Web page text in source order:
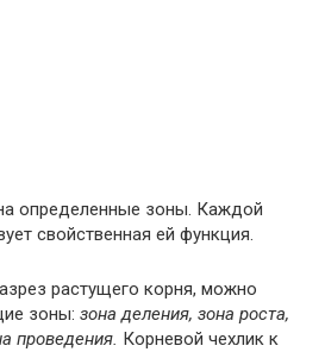
определенные зоны. Каждой
свойственная ей функция.
растущего корня, можно
зоны: зона деления, зона роста,
проведения. Корневой чехлик к